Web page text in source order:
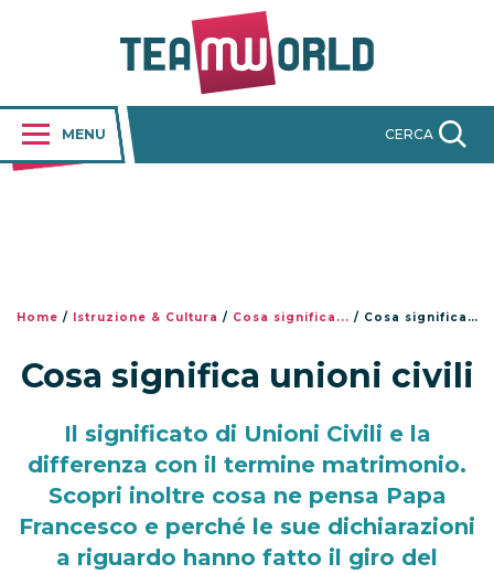
MENU CERCA
Home / Istruzione & Cultura / Cosa significa... / Cosa significa unioni civili
Cosa significa unioni civili
Il significato di Unioni Civili e la
differenza con il termine matrimonio.
Scopri inoltre cosa ne pensa Papa
Francesco e perché le sue dichiarazioni
a riguardo hanno fatto il giro del